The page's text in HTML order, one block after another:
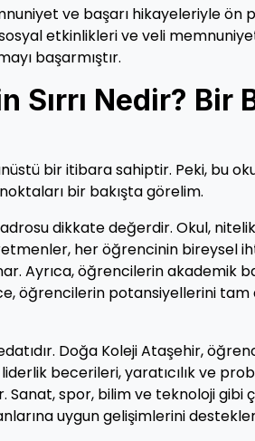
ve başarı hikayeleriyle ön
etkinlikleri ve veli
başarmıştır.
Sırrı Nedir? Bir
bir itibara sahiptir. Peki, bu
bir bakışta görelim.
dikkate değerdir. Okul,
her öğrencinin bireysel
Ayrıca, öğrencilerin akademik
öğrencilerin potansiyellerini tam
Doğa Koleji Ataşehir,
becerileri, yaratıcılık ve
spor, bilim ve teknoloji gibi
uygun gelişimlerini